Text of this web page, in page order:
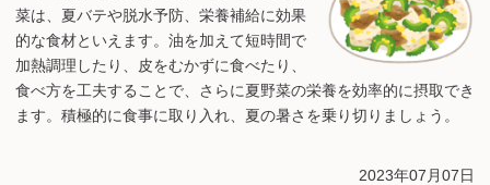
菜は、夏バテや脱水予防、栄養補給に効果
的な食材といえます。油を加えて短時間で
加熱調理したり、皮をむかずに食べたり、
食べ方を工夫することで、さらに夏野菜の栄養を効率的に摂取でき
ます。積極的に食事に取り入れ、夏の暑さを乗り切りましょう。
2023年07月07日